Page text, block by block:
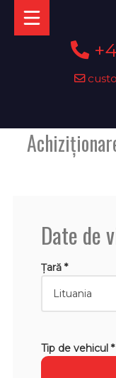
Date de
Țară *
Tip de vehicul *